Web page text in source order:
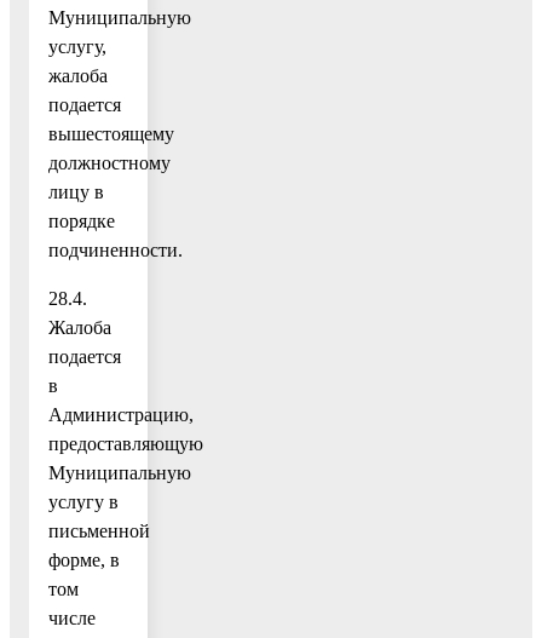
Муниципальную
услугу,
жалоба
подается
вышестоящему
должностному
лицу в
порядке
подчиненности.
28.4.
Жалоба
подается
в
Администрацию,
предоставляющую
Муниципальную
услугу в
письменной
форме, в
том
числе